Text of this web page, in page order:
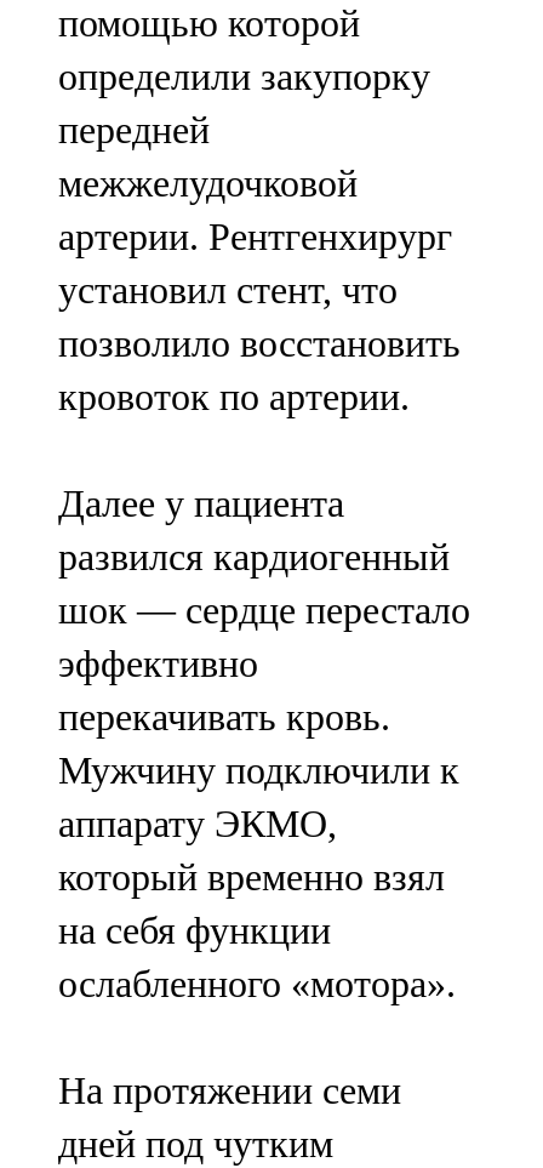
помощью которой
определили закупорку
передней
межжелудочковой
артерии. Рентгенхирург
установил стент, что
позволило восстановить
кровоток по артерии.
Далее у пациента
развился кардиогенный
шок — сердце перестало
эффективно
перекачивать кровь.
Мужчину подключили к
аппарату ЭКМО,
который временно взял
на себя функции
ослабленного «мотора».
На протяжении семи
дней под чутким